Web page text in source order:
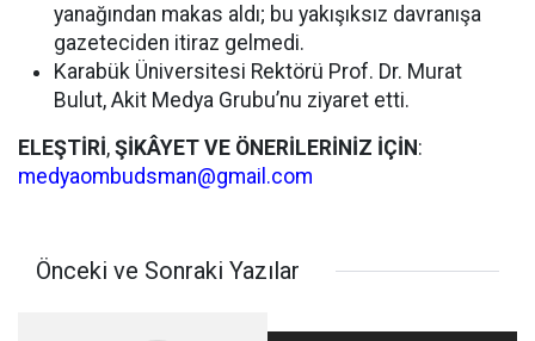
yanağından makas aldı; bu yakışıksız davranışa
gazeteciden itiraz gelmedi.
Karabük Üniversitesi Rektörü Prof. Dr. Murat
Bulut, Akit Medya Grubu’nu ziyaret etti.
ELEŞTİRİ, ŞİKÂYET VE ÖNERİLERİNİZ İÇİN :
medyaombudsman@gmail.com
Önceki ve Sonraki Yazılar